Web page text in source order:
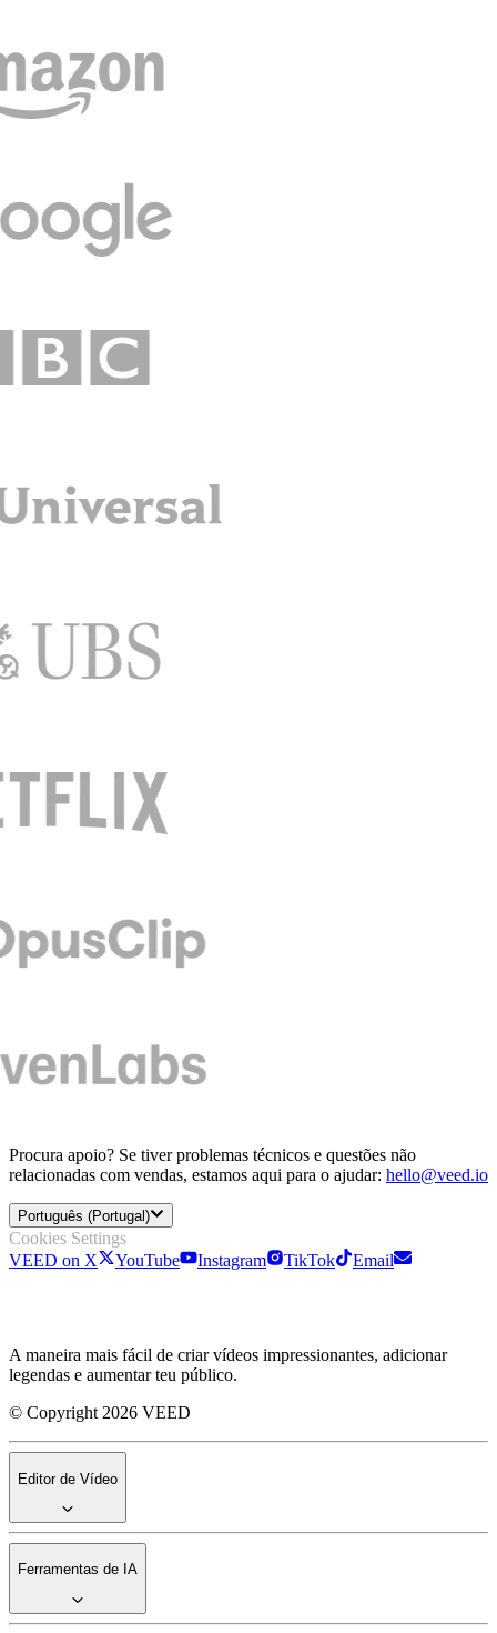
Procura apoio? Se tiver problemas técnicos e questões não
relacionadas com vendas, estamos aqui para o ajudar: hello@veed.io
Português (Portugal)
Cookies Settings
VEED on X
YouTube Instagram TikTok Email
A maneira mais fácil de criar vídeos impressionantes, adicionar
legendas e aumentar teu público.
© Copyright 2026 VEED
Editor de Vídeo
Ferramentas de IA